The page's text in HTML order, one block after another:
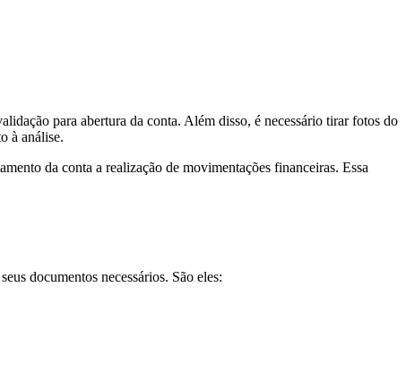
para abertura da conta. Além disso, é necessário tirar fotos do
à análise.
da conta a realização de movimentações financeiras. Essa
documentos necessários. São eles: